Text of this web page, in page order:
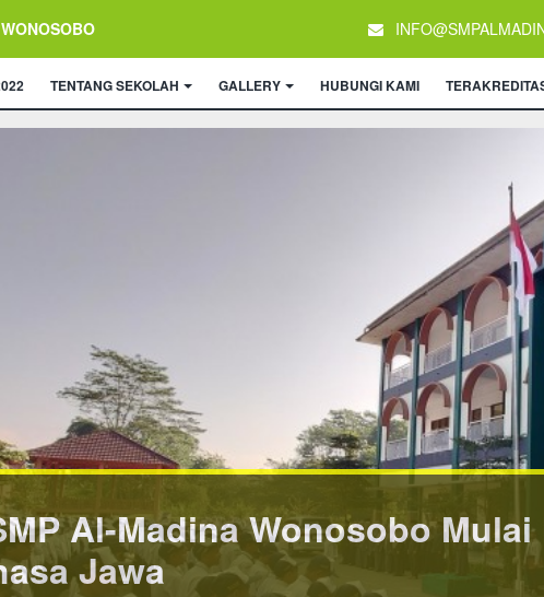
TENTANG SEKOLAH GALLERY HUBUNGI KAMI
PSB SMP AL-Madina